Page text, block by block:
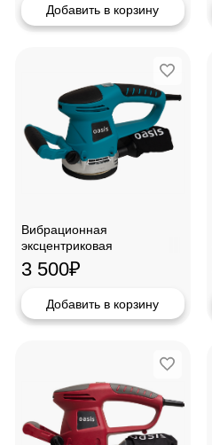
Добавить в корзину
Вибрационная
эксцентриковая
шлифмащина Oasis GX-48
3 500₽
Добавить в корзину